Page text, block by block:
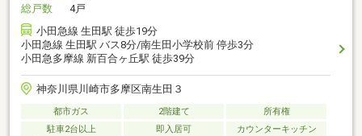
総戸数
4戸
小田急線 生田駅 徒歩19分
小田急線 生田駅 バス8分/南生田小学校前 停歩3分
小田急多摩線 新百合ヶ丘駅 徒歩39分
神奈川県川崎市多摩区南生田３
都市ガス 2階建て
所有権
駐車2台以上
即入居可 カウンターキッチン